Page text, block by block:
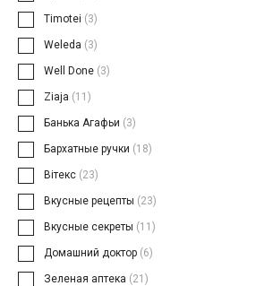
Timotei (3)
Weleda (3)
Well Done (3)
Ziaja (11)
Банька Агафьи (3)
Бархатные ручки (18)
Вітекс (23)
Вкусные рецепты (23)
Вкусные секреты (11)
Домашний доктор (6)
Зеленая аптека (21)